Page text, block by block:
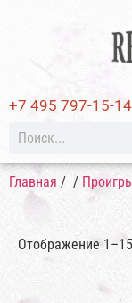
+7 495 797-15-14
Главная / /
Отображение